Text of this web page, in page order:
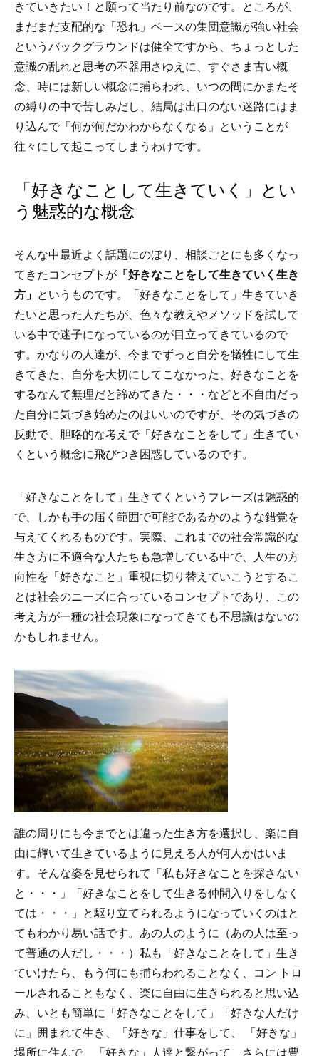
きていきたい！と願って当たり前なのです。ところが、
まだまだ支配的な「恐れ」ベースの集団意識が強い社会
というバックグラウンドは健全ですから、ちょっとした
意識の乱れと思考の不器用さゆえに、すぐさま古い概
念、時には新しい概念に捕らわれ、いつの間にかまたそ
の縛りの中で苦しみだし、結局は出口のない迷路にはま
り込んで「何が何だかわからなくなる」ということが
往々にして起こってしまうわけです。
「好きなことして生きていく」とい
う魅惑的な概念
そんな中最近よく話題にのぼり、相談ごとにも多くなっ
てきたコンセプトが 「好きなことをして生きていく生き
方」 というものです。「好きなことをして」生きていき
たいと思った人たちが、色々な教えやメソッドを試して
いる中で迷子になっているのが目立ってきているので
す。かなりの人達が、今までずっと自分を犠牲にして生
きてきた、自分を大切にしてこなかった、好きなことを
するなんて無理だと諦めてきた・・・などと不自由だっ
た自分に気づき始めたのはいいのですが、その気づきの
反動で、胆略的な考えで「好きなことをして」生きてい
くという概念に飛びつき困惑しているのです。
「好きなことをして」生きてくというフレーズは魅惑的
で、しかも手の届く範囲で可能であるかのような錯覚を
与えてくれるものです。実際、これまでの社会常識的な
生き方に不適合な人たちも急増している中で、人生の方
向性を「好きなこと」重視に切り替えていこうとするこ
とは社会のニーズに合っているコンセプトであり、この
考え方が一種の社会現象になってきても不思議はないの
かもしれません。
誰の周りにも今までとは違った生き方を選択し、楽に自
由に輝いて生きているように見える人が何人かはいま
す。そんな姿を見せられて「私も好きなことを探さない
と・・・」「好きなことをして生きる仲間入りをしなく
ては・・・」と駆り立てられるようになっていくのはと
てもわかり易い話です。あの人のように（あの人は至っ
て普通の人だし・・・）私も「好きなことをして」生き
ていけたら、もう何にも捕らわれることなく、コン トロ
ールされることもなく、楽に自由に生きられると思い込
み、いとも簡単に「好きなことをして」「好きな人だけ
に」囲まれて生き、「好きな」仕事をして、 「好きな」
場所に住んで、「好きな」人達と繋がって、さらには豊